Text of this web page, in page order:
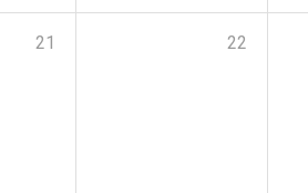
21 22